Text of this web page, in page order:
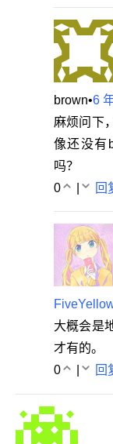
brown•6
麻烦问下
像还没有
吗？
0
回
大概会是
才有的。
0
回